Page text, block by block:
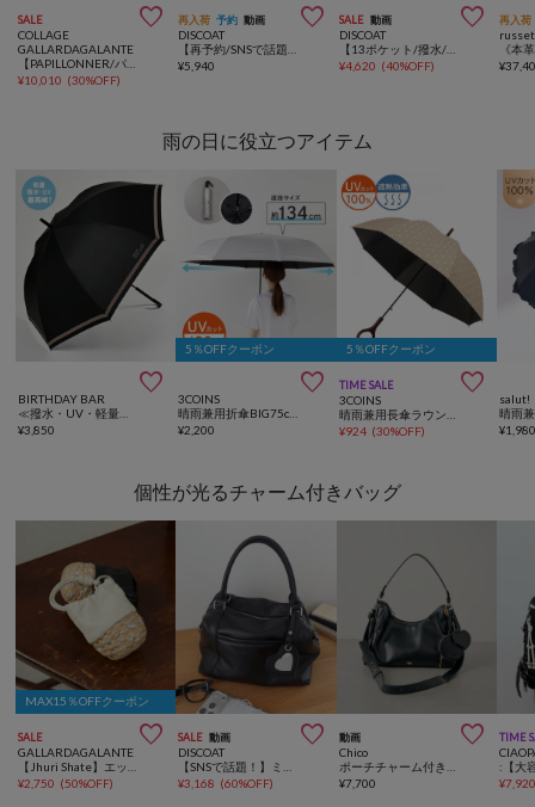
SALE 
COLLAGE
GALLARDAGALANTE
¥10,010 (30%OFF)
再入荷 予約 動画 
DISCOAT
¥5,940
SALE 動画 
DISCOAT
【13ポケット/撥水/軽量】ユーティリティーパフィーバックパック
¥4,620 (40%OFF)
再入荷
russet
¥
雨の日に役立つアイテム

BIRTHDAY BAR
≪撥水・UV・軽量最高峰≫【FULLSPEC】バイカラー 完全遮光 晴雨兼用長傘
¥3,850
5％OFFクーポン

3COINS
晴雨兼用折傘BIG75cm
¥2,200
5％OFFクーポン
TIME SALE 
3COINS
晴雨兼用長傘ラウンドタイル柄
¥924 (30%OFF)
salut!
晴雨
¥
個性が光るチャーム付きバッグ
MAX15％OFFクーポン
SALE 
GALLARDAGALANTE
¥2,750 (50%OFF)
SALE 動画 
DISCOAT
¥3,168 (60%OFF)
動画 
Chico
¥7,700
TIME
¥